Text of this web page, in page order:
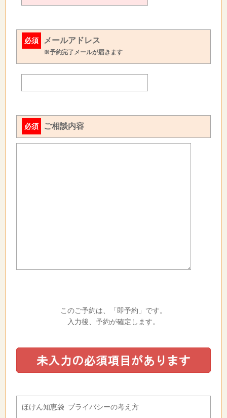
必須 メールアドレス
※予約完了メールが届きます
必須 ご相談内容
このご予約は、「即予約」です。
入力後、予約が確定します。
ほけん知恵袋 プライバシーの考え方